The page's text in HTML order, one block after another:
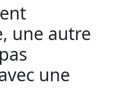
une autre
une